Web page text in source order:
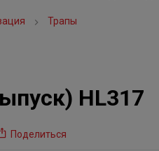
Трапы
HL317
Поделиться